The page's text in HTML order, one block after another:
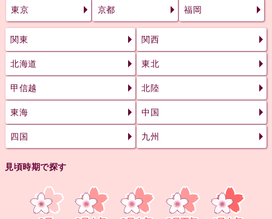
東京 京都 福岡
関東 関西
北海道 東北
甲信越 北陸
東海 中国
四国 九州
見頃時期で探す